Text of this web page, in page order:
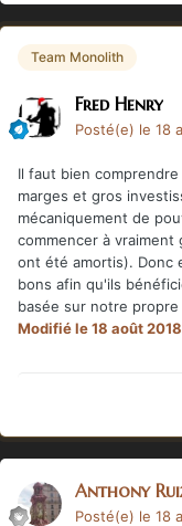
Team Monolith
Fred Henry
Posté(e) le 18
Il faut bien
marges et gros
mécaniquement de
commencer à
ont été amortis). Donc
bons afin qu'ils
basée sur notre
Modifiéle 18 août 2018
Anthony
Posté(e) le 18